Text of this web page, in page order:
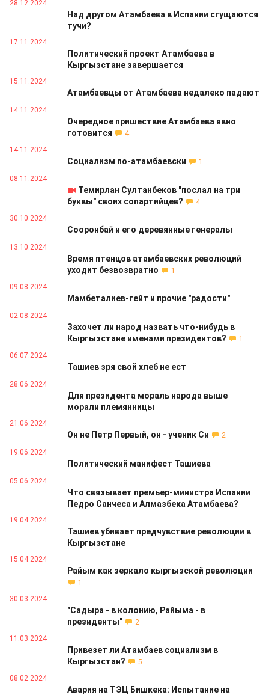
28.12.2024
Над другом Атамбаева в Испании сгущаются
тучи?
17.11.2024
Политический проект Атамбаева в
Кыргызстане завершается
15.11.2024
Атамбаевцы от Атамбаева недалеко падают
14.11.2024
Очередное пришествие Атамбаева явно
готовится
4
14.11.2024
Социализм по-атамбаевски
1
08.11.2024
Темирлан Султанбеков "послал на три
буквы" своих сопартийцев?
4
30.10.2024
Сооронбай и его деревянные генералы
13.10.2024
Время птенцов атамбаевских революций
уходит безвозвратно
1
09.08.2024
Мамбеталиев-гейт и прочие "радости"
02.08.2024
Захочет ли народ назвать что-нибудь в
Кыргызстане именами президентов?
1
06.07.2024
Ташиев зря свой хлеб не ест
28.06.2024
Для президента мораль народа выше
морали племянницы
21.06.2024
Он не Петр Первый, он - ученик Си
2
19.06.2024
Политический манифест Ташиева
05.06.2024
Что связывает премьер-министра Испании
Педро Санчеса и Алмазбека Атамбаева?
19.04.2024
Ташиев убивает предчувствие революции в
Кыргызстане
15.04.2024
Райым как зеркало кыргызской революции
1
30.03.2024
"Садыра - в колонию, Райыма - в
президенты"
2
11.03.2024
Привезет ли Атамбаев социализм в
Кыргызстан?
5
08.02.2024
Авария на ТЭЦ Бишкека: Испытание на